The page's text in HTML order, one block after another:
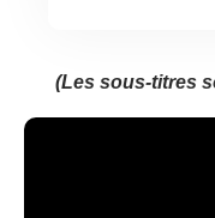
(Les sous-titres